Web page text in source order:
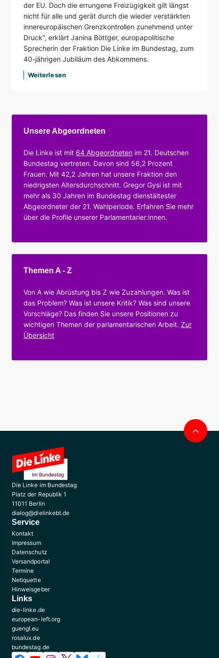
der EU. Doch die errungene Freizügigkeit gilt längst
nicht für alle und gerät durch die wieder verstärkten
innereuropäischen Grenzkontrollen zunehmend unter
Druck“, erklärt Janina Böttger, europapolitische
Sprecherin der Fraktion Die Linke im Bundestag, zum
40-jährigen Jubiläum des Abkommens.
Weiterlesen
Unsere Abgeordneten
Die Linke ist mit 64 Abgeordneten im 21. Deutschen
Bundestag vertreten. Davon sind 56,2 Prozent
Frauen. Mit 42,2 Jahren hat unsere Fraktion den
niedrigsten Altersdurchschnitt. Gregor Gysi ist mit
mehr als 30 Jahren im Bundestag dienstältester
Abgeordneter der 21. Wahlperiode. Erfahren Sie mehr
über die Profile unserer Parlamentarier:innen.
Themen A - Z
Von A wie Abrüstung bis Z wie Zuzahlungen. Was ist
das Problem? Was ist unsere Kritik? Was sind unsere
Vorschläge? Das finden Sie unsere Positionen zu
wichtigen Themen der parlamentarischen Arbeit. Zur
Übersicht
Die Linke im Bundestag
Platz der Republik 1
11011 Berlin
dialog@dielinkebt.de
Service
Kontakt
Impressum
Datenschutz
Versandportal
Termine
Netiquette
Hinweisgeber
Links
die-linke.de
european-left.org
guengl.eu
rosalux.de
bundestag.de